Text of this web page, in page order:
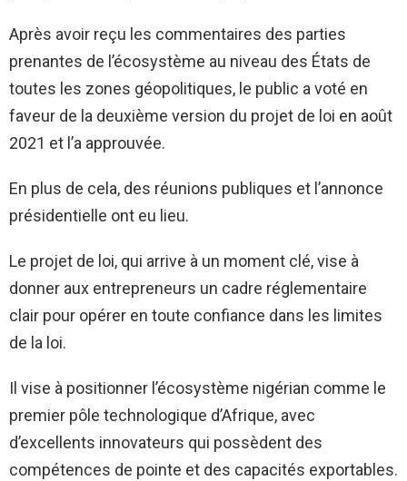
Après avoir reçu les commentaires des parties
prenantes de l’écosystème au niveau des États de
toutes les zones géopolitiques, le public a voté en
faveur de la deuxième version du projet de loi en août
2021 et l’a approuvée.
En plus de cela, des réunions publiques et l’annonce
présidentielle ont eu lieu.
Le projet de loi, qui arrive à un moment clé, vise à
donner aux entrepreneurs un cadre réglementaire
clair pour opérer en toute confiance dans les limites
de la loi.
Il vise à positionner l’écosystème nigérian comme le
premier pôle technologique d’Afrique, avec
d’excellents innovateurs qui possèdent des
compétences de pointe et des capacités exportables.